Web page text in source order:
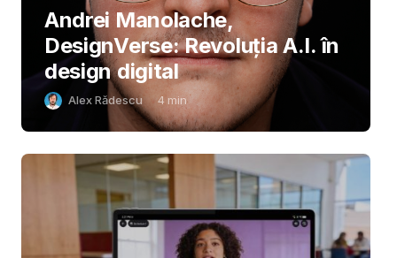
Andrei Manolache,
DesignVerse: Revoluția A.I. în
design digital
Alex Rădescu 4 min